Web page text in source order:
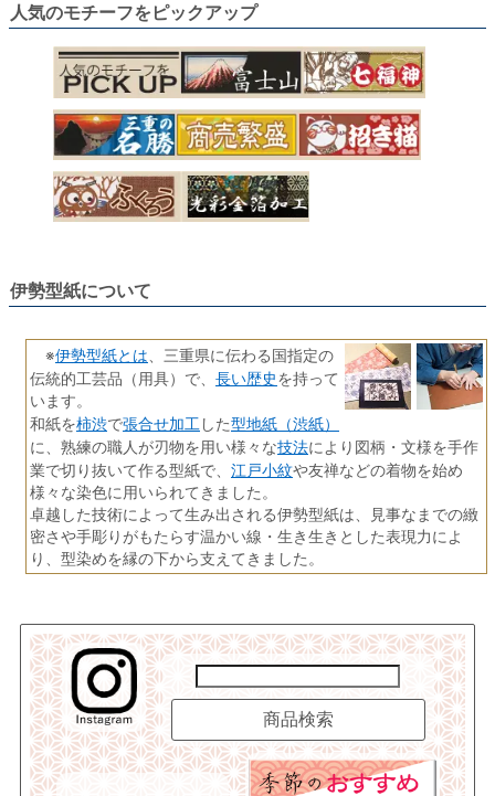
人気のモチーフをピックアップ
伊勢型紙について
※伊勢型紙とは 、三重県に伝わる国指定の
伝統的工芸品（用具）で、 長い歴史を持って
います。
和紙を柿渋で張合せ加工 した型地紙（渋紙）
に、熟練の職人が刃物を用い様々な技法により図柄・文様を手作
業で切り抜いて作る型紙で、 江戸小紋や友禅などの着物を始め
様々な染色に用いられてきました。
卓越した技術によって生み出される伊勢型紙は、見事なまでの緻
密さや手彫りがもたらす温かい線・生き生きとした表現力によ
り、型染めを縁の下から支えてきました。